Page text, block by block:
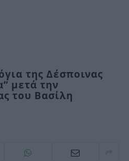
της Δέσποινας
μετά την
του Βασίλη